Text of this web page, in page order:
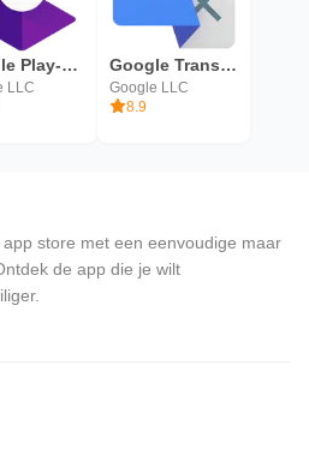
Google Play-services voor AR
LLC
Google Translate
Google LLC
8.9
store met een eenvoudige maar
de app die je wilt